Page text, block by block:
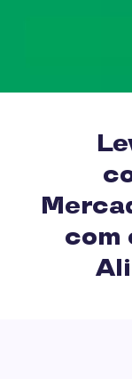
com